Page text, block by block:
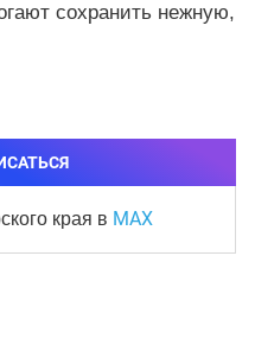
сохранить нежную,
края в MAX